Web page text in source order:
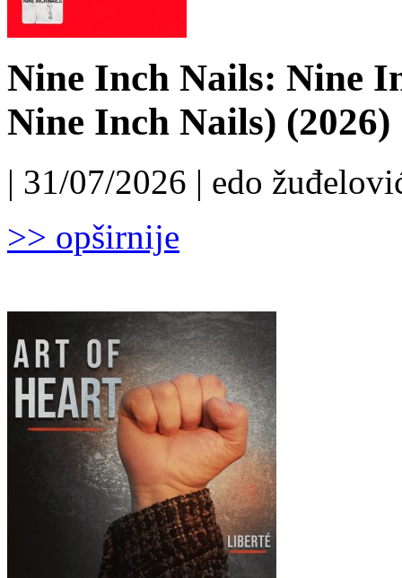
Nine Inch Nails: Nine
Nine Inch Nails) (2026)
| 31/07/2026 | edo
>> opširnije